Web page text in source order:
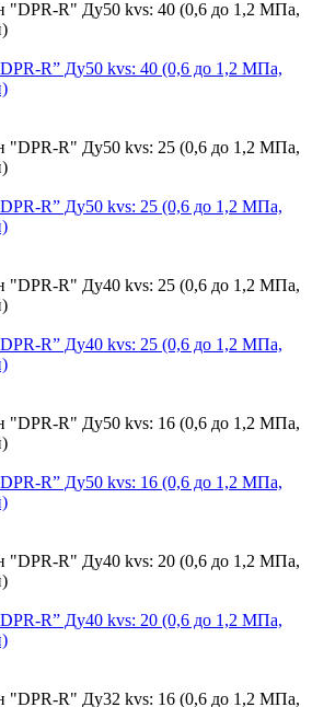
R” Ду50 kvs: 40 (0,6 до 1,2 МПа,
R” Ду50 kvs: 25 (0,6 до 1,2 МПа,
R” Ду40 kvs: 25 (0,6 до 1,2 МПа,
R” Ду50 kvs: 16 (0,6 до 1,2 МПа,
R” Ду40 kvs: 20 (0,6 до 1,2 МПа,